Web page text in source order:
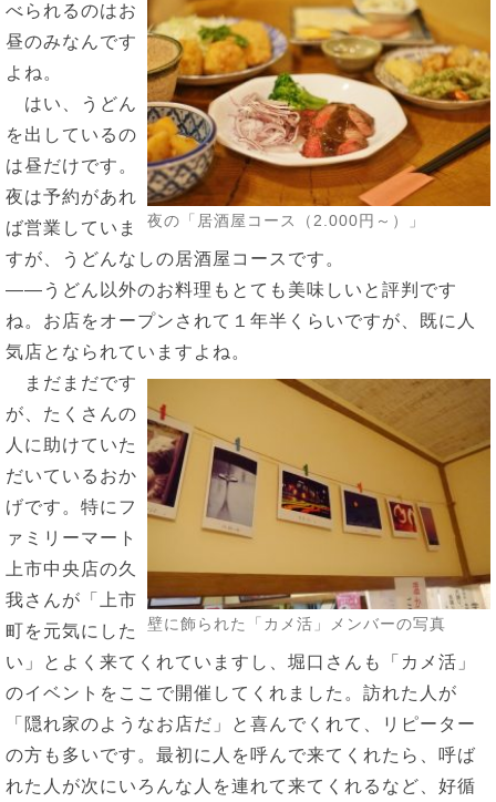
夜の「居酒屋コース（2.000円～）」
べられるのはお
昼のみなんです
よね。
はい、うどん
を出しているの
は昼だけです。
夜は予約があれ
ば営業していま
すが、うどんなしの居酒屋コースです。
――うどん以外のお料理もとても美味しいと評判です
ね。お店をオープンされて１年半くらいですが、既に人
気店となられていますよね。
壁に飾られた「カメ活」メンバーの写真
まだまだです
が、たくさんの
人に助けていた
だいているおか
げです。特にフ
ァミリーマート
上市中央店の久
我さんが「上市
町を元気にした
い」とよく来てくれていますし、堀口さんも「カメ活」
のイベントをここで開催してくれました。訪れた人が
「隠れ家のようなお店だ」と喜んでくれて、リピーター
の方も多いです。最初に人を呼んで来てくれたら、呼ば
れた人が次にいろんな人を連れて来てくれるなど、好循